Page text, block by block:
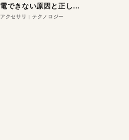
電できない原因と正しい
対策
アクセサリ テクノロジー